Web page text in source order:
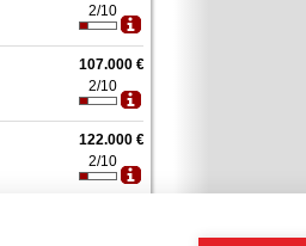
2/10
107.000 €
2/10
122.000 €
2/10